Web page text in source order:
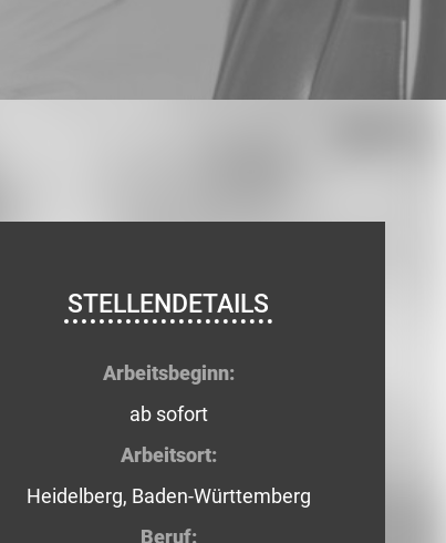
STELLENDETAILS
Arbeitsbeginn:
ab sofort
Arbeitsort:
Heidelberg, Baden-Württemberg
Beruf: